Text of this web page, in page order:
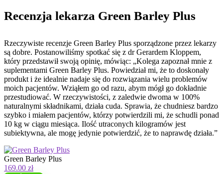
Recenzja lekarza Green Barley Plus
Rzeczywiste recenzje Green Barley Plus sporządzone przez lekarzy
są dobre. Postanowiliśmy spotkać się z dr Gerardem Kloppem,
który przedstawił swoją opinię, mówiąc: „Kolega zapoznał mnie z
suplementami Green Barley Plus. Powiedział mi, że to doskonały
produkt i że idealnie nadaje się do rozwiązania wielu problemów
moich pacjentów. Wziąłem go od razu, abym mógł go dokładnie
przestudiować. W rzeczywistości, z zaledwie dwoma w 100%
naturalnymi składnikami, działa cuda. Sprawia, że ​​chudniesz bardzo
szybko i miałem pacjentów, którzy potwierdzili mi, że schudli ponad
10 kg w ciągu miesiąca. Ilość utraconych kilogramów jest
subiektywna, ale mogę jedynie potwierdzić, że to naprawdę działa.”
Green Barley Plus
169.00 zł